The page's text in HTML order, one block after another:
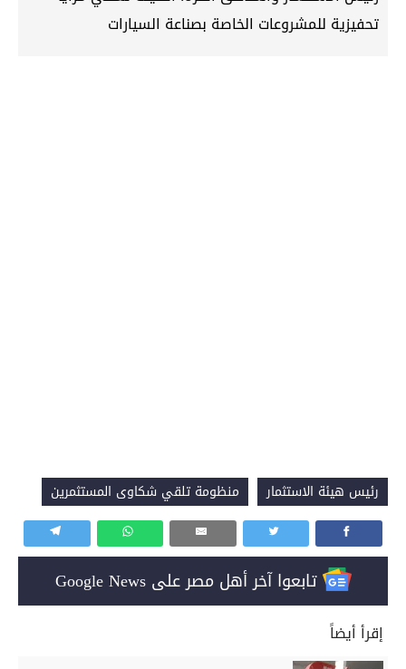
تحفيزية للمشروعات الخاصة بصناعة السيارات
رئيس هيئة الاستثمار منظومة تلقي شكاوى المستثمرين
تابعوا آخر أهل مصر على Google News
إقرأ أيضاً